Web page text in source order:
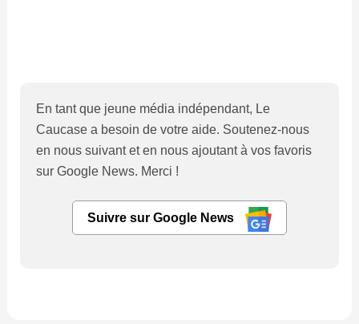
En tant que jeune média indépendant, Le
Caucase a besoin de votre aide. Soutenez-nous
en nous suivant et en nous ajoutant à vos favoris
sur Google News. Merci !
Suivre sur Google News